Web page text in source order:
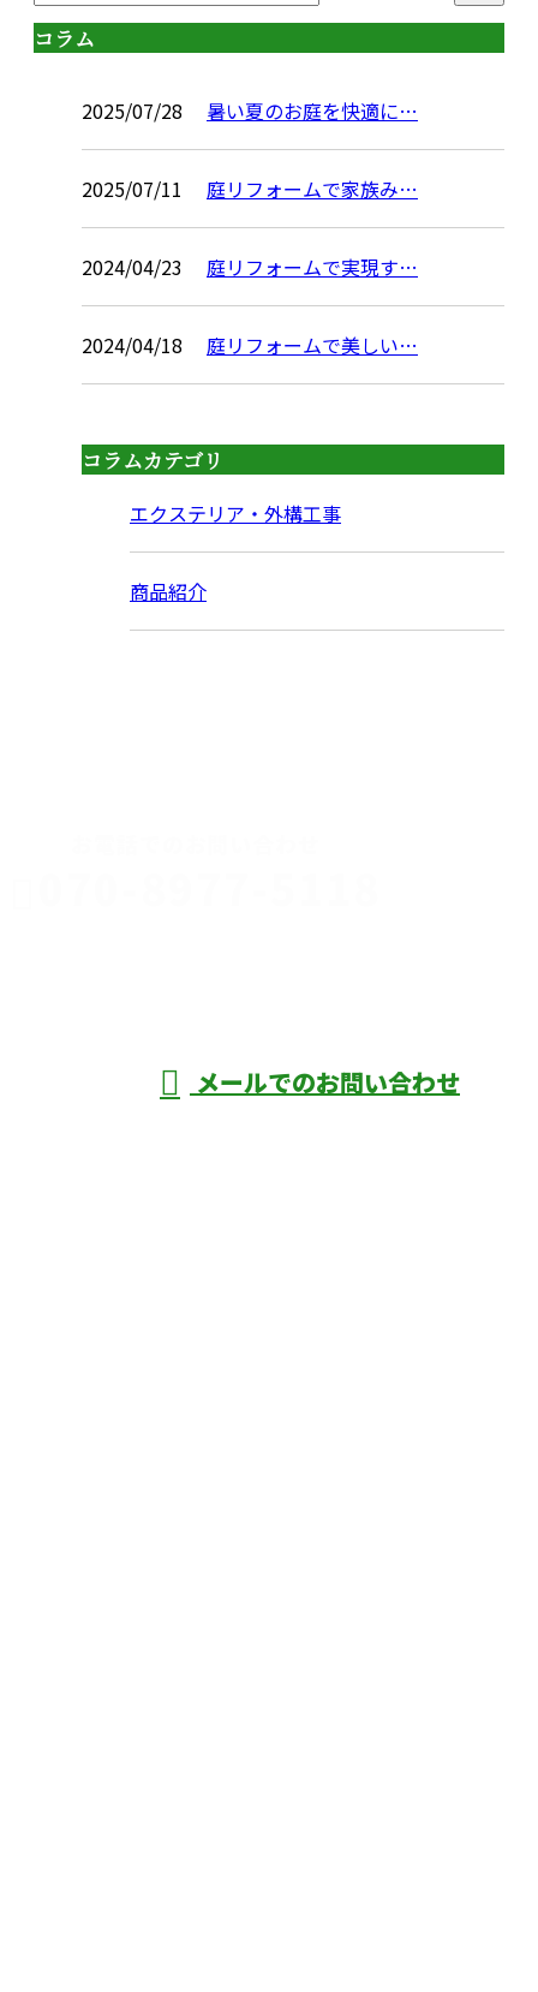
コラム
2025/07/28 暑い夏のお庭を快適に…
2025/07/11 庭リフォームで家族み…
2024/04/23 庭リフォームで実現す…
2024/04/18 庭リフォームで美しい…
コラムカテゴリ
エクステリア・外構工事
商品紹介
メールでのお問い合わせ